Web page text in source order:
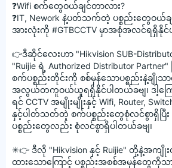
❓Wifi စက်တွေဝယ်ချင်တာလား?
❓IT, Nework နဲ့ပတ်သက်တဲ့ ပစ္စည်းတွေဝယ်ခ
အားလုံးကို #GTBCCTV မှာအစုံအလင်ရရှိနိုင်
👉ဒီဆိုင်လေးဟာ "Hikvision SUB-
"Ruijie ရဲ့ Authorized Distributor
စက်ပစ္စည်းတိုင်းကို စစ်မှန်သောပစ္စည်းနဲ့ချိုသ
အလွယ်တကူဝယ်ယူရရှိနိုင်ပါတယ်ခဗျ၊ ဒါ့ကြ
ရင် CCTV အမျိုးမျိုးနှင့် Wifi, Router,
နှင့်ပါတ်သတ်တဲ့ စက်ပစ္စည်းတွေစုံလင်စွာရှိပြီ
ပစ္စည်းတွေလည်း စုံလင်စွာရှိပါတယ်ခဗျ၊
✳👉 ဒီလို "Hikvision နှင့် Ruijie" တို့နဲ့အကျို
ထားသောကြောင့် ပစ္စည်းအစစ်အမှန်တွေကိုသာရ